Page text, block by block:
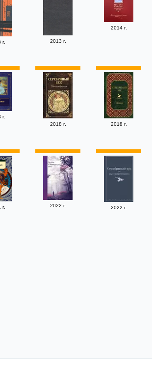
2013 г.
2014 г.
2018 г.
2018 г.
2022 г. 2022 г.